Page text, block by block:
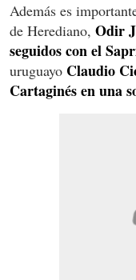
Además es
de Herediano, Odir
seguidos con el
uruguayo Claudio
Cartaginés en una